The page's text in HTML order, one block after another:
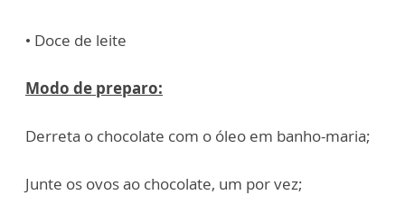
• Doce de leite
Modo de preparo:
Derreta o chocolate com o óleo em banho-maria;
Junte os ovos ao chocolate, um por vez;